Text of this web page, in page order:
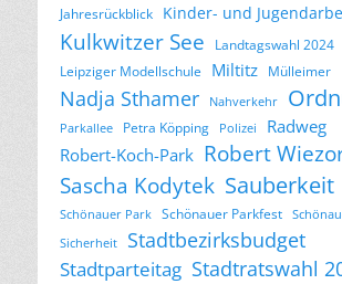
Jahresrückblick Kinder- und
Kulkwitzer See Landtagswahl 2024
Leipziger Modellschule Miltitz Mülleimer
Nadja Sthamer Nahverkehr
Parkallee Petra Köpping Polizei
Radweg
Robert-Koch-Park Robert
Sascha Kodytek Sauberkeit
Schönauer Park Schönauer Parkfest
Sicherheit
Stadtbezirksbudget
Stadtparteitag Stadtratswahl